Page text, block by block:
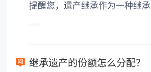
地增值税：按房价1%缴纳 5. 房屋产权登记费：
提醒您，遗产继承作为一种继
下都是不需要公证的，当然，
以防对财产继承发生纠纷，可以
继承遗产的份额怎么分配？